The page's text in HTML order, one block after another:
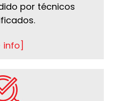
por técnicos
info]